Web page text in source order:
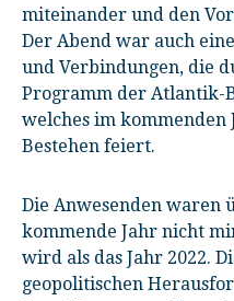
miteinander und den
Der Abend war auch
und Verbindungen, die
Programm der Atlantik-
welches im kommenden
Bestehen feiert.
Die Anwesenden waren
kommende Jahr nicht
wird als das Jahr 2022.
geopolitischen